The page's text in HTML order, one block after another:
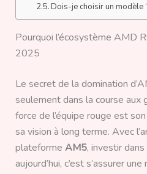
Dois-je choisir un modèle
Pourquoi l’écosystème AMD
2025
Le secret de la domination
seulement dans la course aux
force de l’équipe rouge est
sa vision à long terme. Avec
plateforme AM5, investir
aujourd’hui, c’est s’assurer